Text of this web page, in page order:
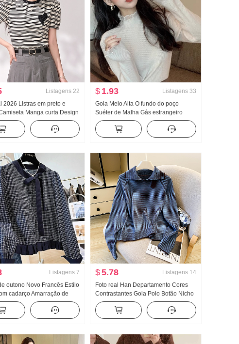
Listagens 22
2026 Listras em preto e
Manga curta Design
Nicho pequeno Verão Novo
Manga bufante Top
$ 1.93 Listagens 33
Gola Meio Alta O fundo do poço
Suéter de Malha Gás estrangeiro
Dentro Pegue Design Sentido Nicho
pequeno Tule Renda Camisola
mulher Primavera e outono Puro
Listagens 7
outono Novo Francês Estilo
cadarço Amarração de
xadrez Design Sentido
Redução da idade
$5.78 Listagens 14
Foto real Han Departamento Cores
Contrastantes Gola Polo Botão Nicho
pequeno Suéter Inverno Novo Versátil
Solto Casual Redução da idade Top
Feminino